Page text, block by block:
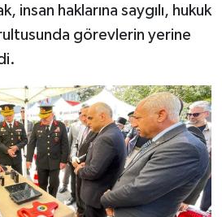
insan haklarına saygılı, hukuk
görevlerin yerine